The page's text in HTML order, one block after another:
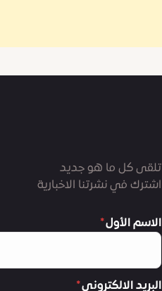
تلقى كل ما هو جديد
اشترك في نشرتنا الاخبارية
الاسم الأول
البريد الالكتروني